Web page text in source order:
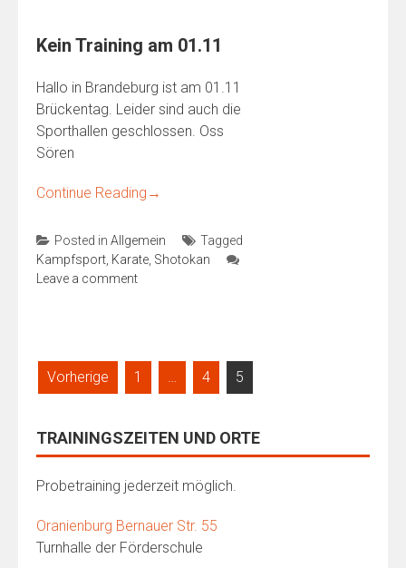
Kein Training am 01.11
Hallo in Brandeburg ist am 01.11
Brückentag. Leider sind auch die
Sporthallen geschlossen. Oss
Sören
Continue Reading →
Posted in Allgemein
Tagged
Kampfsport Karate Shotokan
Leave a comment
Seitennummerierung
der
Beiträge
Vorherige 1 … 4 5
TRAININGSZEITEN UND ORTE
Probetraining jederzeit möglich.
Oranienburg Bernauer Str. 55
Turnhalle der Förderschule